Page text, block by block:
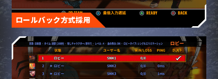
ロールバック方式採用